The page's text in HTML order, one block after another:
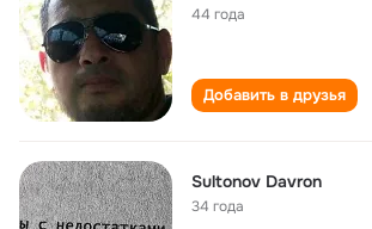
44 года
Добавить в друзья
Sultonov Davron
34 года